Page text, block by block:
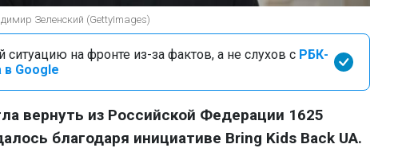
Зеленский (GettyImages)
ситуацию на фронте из-за фактов, а не слухов с РБК-
в Google
вернуть из Российской Федерации 1625
благодаря инициативе Bring Kids Back UA.